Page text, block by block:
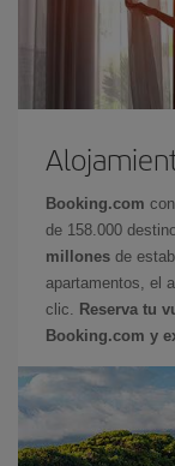
Booking.com
de 158.000
millones de
apartamentos, el
clic.
Reserva tu
Booking.com y